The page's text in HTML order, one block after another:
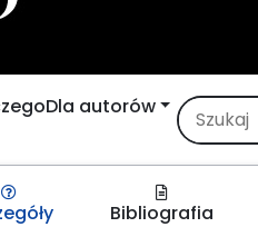
Dla autorów
Bibliografia